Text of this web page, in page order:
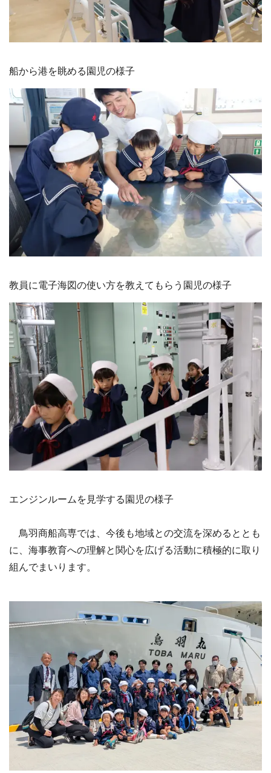
船から港を眺める園児の様子
教員に電子海図の使い方を教えてもらう園児の様子
エンジンルームを見学する園児の様子
鳥羽商船高専では、今後も地域との交流を深めるととも
に、海事教育への理解と関心を広げる活動に積極的に取り
組んでまいります。